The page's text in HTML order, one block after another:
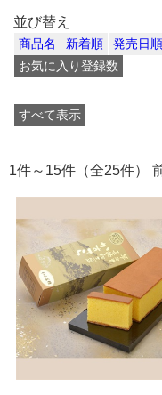
並び替え
商品名 新着順 発売日順
お気に入り登録数
すべて表示
1件～15件（全25件）